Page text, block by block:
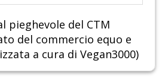
pieghevole del CTM
del commercio equo e
a cura di Vegan3000)